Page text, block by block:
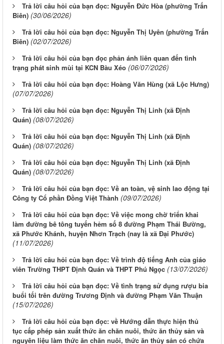
Trả lời câu hỏi của bạn đọc: Nguyễn Đức Hòa (phường Trấn
Biên) (30/06/2026)
Trả lời câu hỏi của bạn đọc: Nguyễn Thị Uyên (phường Trấn
Biên) (02/07/2026)
Trả lời câu hỏi của bạn đọc phản ánh liên quan đến tình
trạng phát sinh mùi tại KCN Bàu Xéo (06/07/2026)
Trả lời câu hỏi của bạn đọc: Hoàng Văn Hùng (xã Lộc Hưng)
(07/07/2026)
Trả lời câu hỏi của bạn đọc: Nguyễn Thị Linh (xã Định
Quán) (08/07/2026)
Trả lời câu hỏi của bạn đọc: Nguyễn Thị Linh (xã Định
Quán) (08/07/2026)
Trả lời câu hỏi của bạn đọc: Nguyễn Thị Linh (xã Định
Quán) (08/07/2026)
Trả lời câu hỏi của bạn đọc: Về an toàn, vệ sinh lao động tại
Công ty Cổ phần Đồng Việt Thành (09/07/2026)
Trả lời câu hỏi của bạn đọc: Về việc mong chờ triển khai
làm đường bê tông tuyến hẻm số 8 đường Phạm Thái Bường,
xã Phước Khánh, huyện Nhơn Trạch (nay là xã Đại Phước)
(11/07/2026)
Trả lời câu hỏi của bạn đọc: Về trình độ tiếng Anh của giáo
viên Trường THPT Định Quán và THPT Phú Ngọc (13/07/2026)
Trả lời câu hỏi của bạn đọc: Về tình trạng sử dụng rượu bia
buổi tối trên đường Trương Định và đường Phạm Văn Thuận
(15/07/2026)
Trả lời câu hỏi của bạn đọc: về Hướng dẫn thực hiện thủ
tục cấp phép sản xuất thức ăn chăn nuôi, thức ăn thủy sản và
nguyên liệu làm thức ăn chăn nuôi, thức ăn thủy sản có chứa